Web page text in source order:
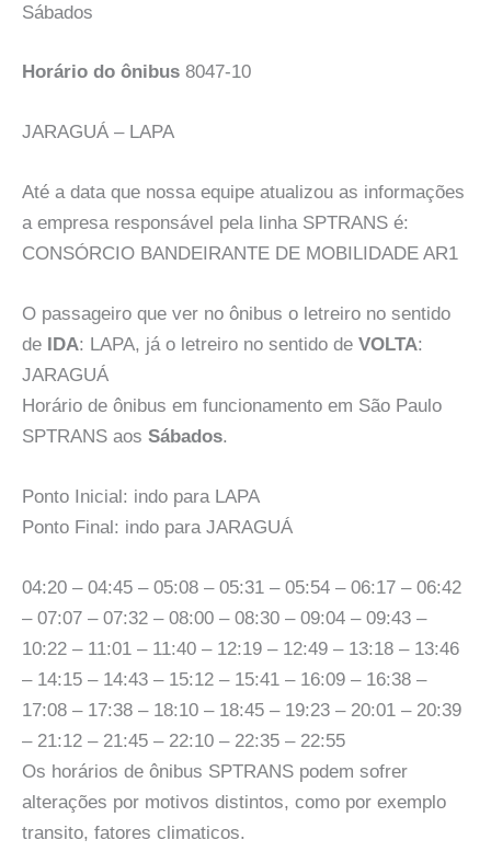
Sábados
Horário do ônibus 8047-10
JARAGUÁ – LAPA
Até a data que nossa equipe atualizou as informações
a empresa responsável pela linha SPTRANS é:
CONSÓRCIO BANDEIRANTE DE MOBILIDADE AR1
O passageiro que ver no ônibus o letreiro no sentido
de IDA: LAPA, já o letreiro no sentido de VOLTA:
JARAGUÁ
Horário de ônibus em funcionamento em São Paulo
SPTRANS aos Sábados.
Ponto Inicial: indo para LAPA
Ponto Final: indo para JARAGUÁ
04:20 – 04:45 – 05:08 – 05:31 – 05:54 – 06:17 – 06:42
– 07:07 – 07:32 – 08:00 – 08:30 – 09:04 – 09:43 –
10:22 – 11:01 – 11:40 – 12:19 – 12:49 – 13:18 – 13:46
– 14:15 – 14:43 – 15:12 – 15:41 – 16:09 – 16:38 –
17:08 – 17:38 – 18:10 – 18:45 – 19:23 – 20:01 – 20:39
– 21:12 – 21:45 – 22:10 – 22:35 – 22:55
Os horários de ônibus SPTRANS podem sofrer
alterações por motivos distintos, como por exemplo
transito, fatores climaticos.